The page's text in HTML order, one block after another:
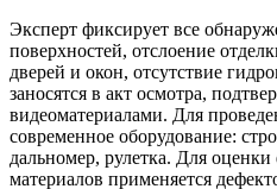
Эксперт фиксирует все
поверхностей, отслоение
дверей и окон, отсутствие
заносятся в акт осмотра,
видеоматериалами. Для
современное оборудование:
дальномер, рулетка. Для
материалов применяется